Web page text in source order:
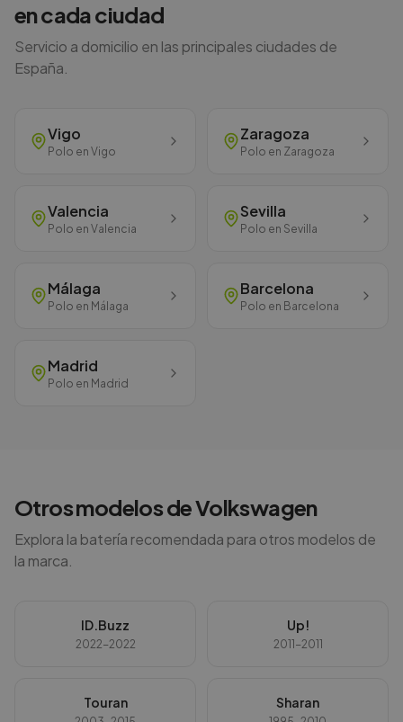
en cada ciudad
Servicio a domicilio en las principales ciudades de
España.
Vigo
Polo en Vigo
Zaragoza
Polo en Zaragoza
Valencia
Polo en Valencia
Sevilla
Polo en Sevilla
Málaga
Polo en Málaga
Barcelona
Polo en Barcelona
Madrid
Polo en Madrid
Otros modelos deVolkswagen
Explora la batería recomendada para otros modelos de
la marca.
ID.Buzz
2022-2022
Up!
2011-2011
Touran Sharan